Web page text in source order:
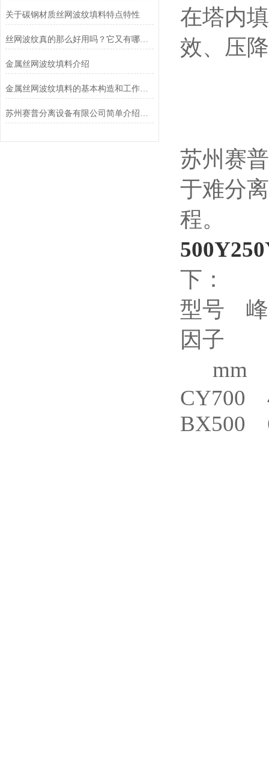
关于碳钢材质丝网波纹填料特点特性
丝网波纹真的那么好用吗？它又有哪些特点呢？
金属丝网波纹填料介绍
金属丝网波纹填料的基本构造和工作原理是什么？
苏州赛普分离设备有限公司简单介绍下丝网波纹填料
在塔内
效、压
苏州赛
于难分
程。
下：
型号
因子
mm
CY700